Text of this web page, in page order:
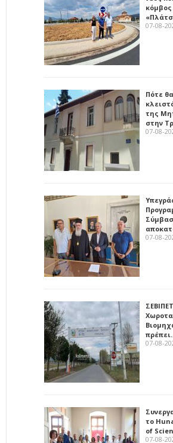
07-08-
Πότε
της
στην
07-08-
07-08-
07-08-
το
of
07-08-